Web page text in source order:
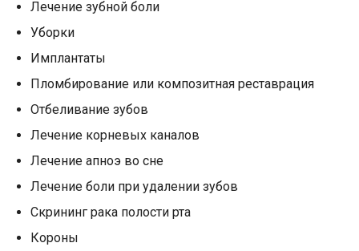
Лечение зубной боли
Уборки
Имплантаты
Пломбирование или композитная реставрация
Отбеливание зубов
Лечение корневых каналов
Лечение апноэ во сне
Лечение боли при удалении зубов
Скрининг рака полости рта
Короны